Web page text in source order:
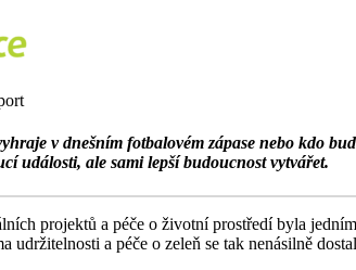
v dnešním fotbalovém zápase nebo kdo
události, ale sami lepší budoucnost vytvářet.
projektů a péče o životní prostředí byla
udržitelnosti a péče o zeleň se tak nenásilně